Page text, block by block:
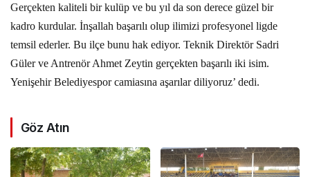
Gerçekten kaliteli bir kulüp ve bu yıl da son derece güzel bir
kadro kurdular. İnşallah başarılı olup ilimizi profesyonel ligde
temsil ederler. Bu ilçe bunu hak ediyor. Teknik Direktör Sadri
Güler ve Antrenör Ahmet Zeytin gerçekten başarılı iki isim.
Yenişehir Belediyespor camiasına aşarılar diliyoruz’ dedi.
Göz Atın